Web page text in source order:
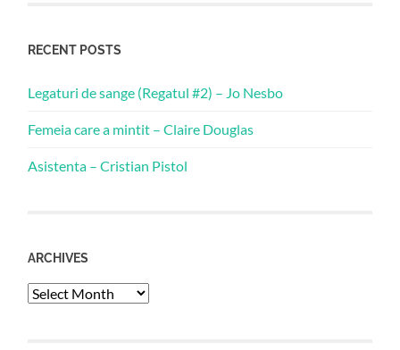
RECENT POSTS
Legaturi de sange (Regatul #2) – Jo Nesbo
Femeia care a mintit – Claire Douglas
Asistenta – Cristian Pistol
ARCHIVES
Archives